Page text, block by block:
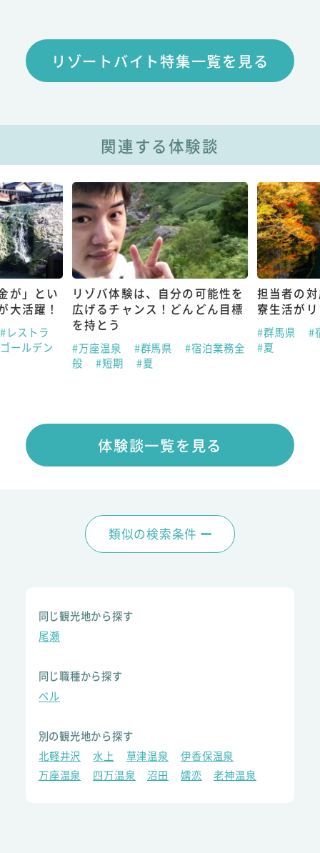
リゾートバイト特集一覧を見る
関連する体験談
が」とい
大活躍！
#レストラ
ールデン
リゾバ体験は、自分の可能性を
広げるチャンス！どんどん目標
を持とう
#万座温泉 #群馬県
#宿泊業務全
般
#短期 #夏
担当者の
寮生活が
#群馬県
#
#夏
体験談一覧を見る
類似の検索条件
同じ観光地から探す
尾瀬
同じ職種から探す
ベル
別の観光地から探す
北軽井沢
水上 草津温泉
伊香保温泉
万座温泉
四万温泉 沼田 嬬恋 老神温泉